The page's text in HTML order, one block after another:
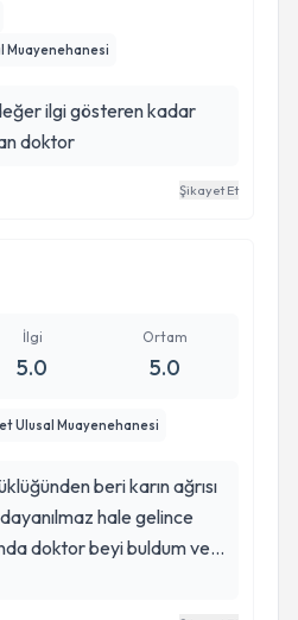
Muayenehanesi
ilgi gösteren kadar
doktor
Şikayet Et
İlgi
5.0
Ortam
5.0
Ulusal Muayenehanesi
beri karın ağrısı
hale gelince
doktor beyi buldum ve
çıktık geldik.